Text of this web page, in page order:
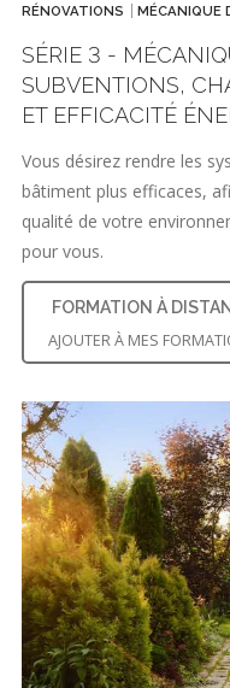
RÉNOVATIONS MÉCANIQUE
SÉRIE 3 -
SUBVENTIONS,
ET EFFICACITÉ
Vous désirez rendre les
bâtiment plus efficaces,
qualité de votre
pour vous.
FORMATION À
AJOUTER À MES